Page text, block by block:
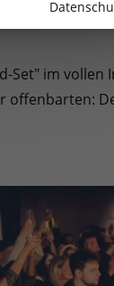
Set" im vollen
offenbarten: